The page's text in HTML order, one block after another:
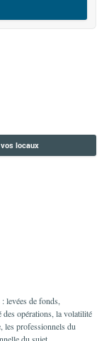
levées de fonds,
des opérations, la volatilité
les professionnels du
locaux